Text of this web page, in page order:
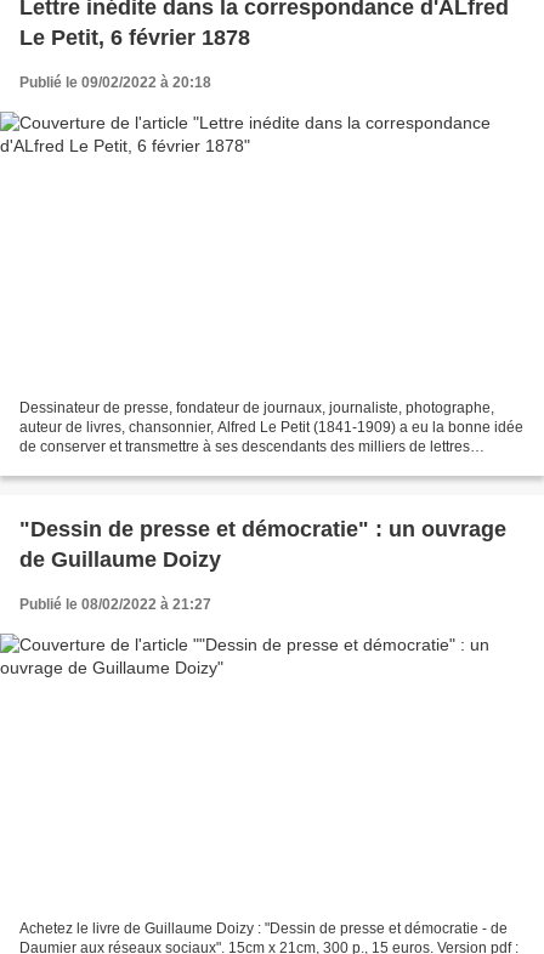
Lettre inédite dans la correspondance d'ALfred
Le Petit, 6 février 1878
Publié le 09/02/2022 à 20:18
Dessinateur de presse, fondateur de journaux, journaliste, photographe,
auteur de livres, chansonnier, Alfred Le Petit (1841-1909) a eu la bonne idée
de conserver et transmettre à ses descendants des milliers de lettres
"Dessin de presse et démocratie" : un ouvrage
de Guillaume Doizy
Publié le 08/02/2022 à 21:27
Achetez le livre de Guillaume Doizy : "Dessin de presse et démocratie - de
Daumier aux réseaux sociaux". 15cm x 21cm, 300 p., 15 euros. Version pdf :